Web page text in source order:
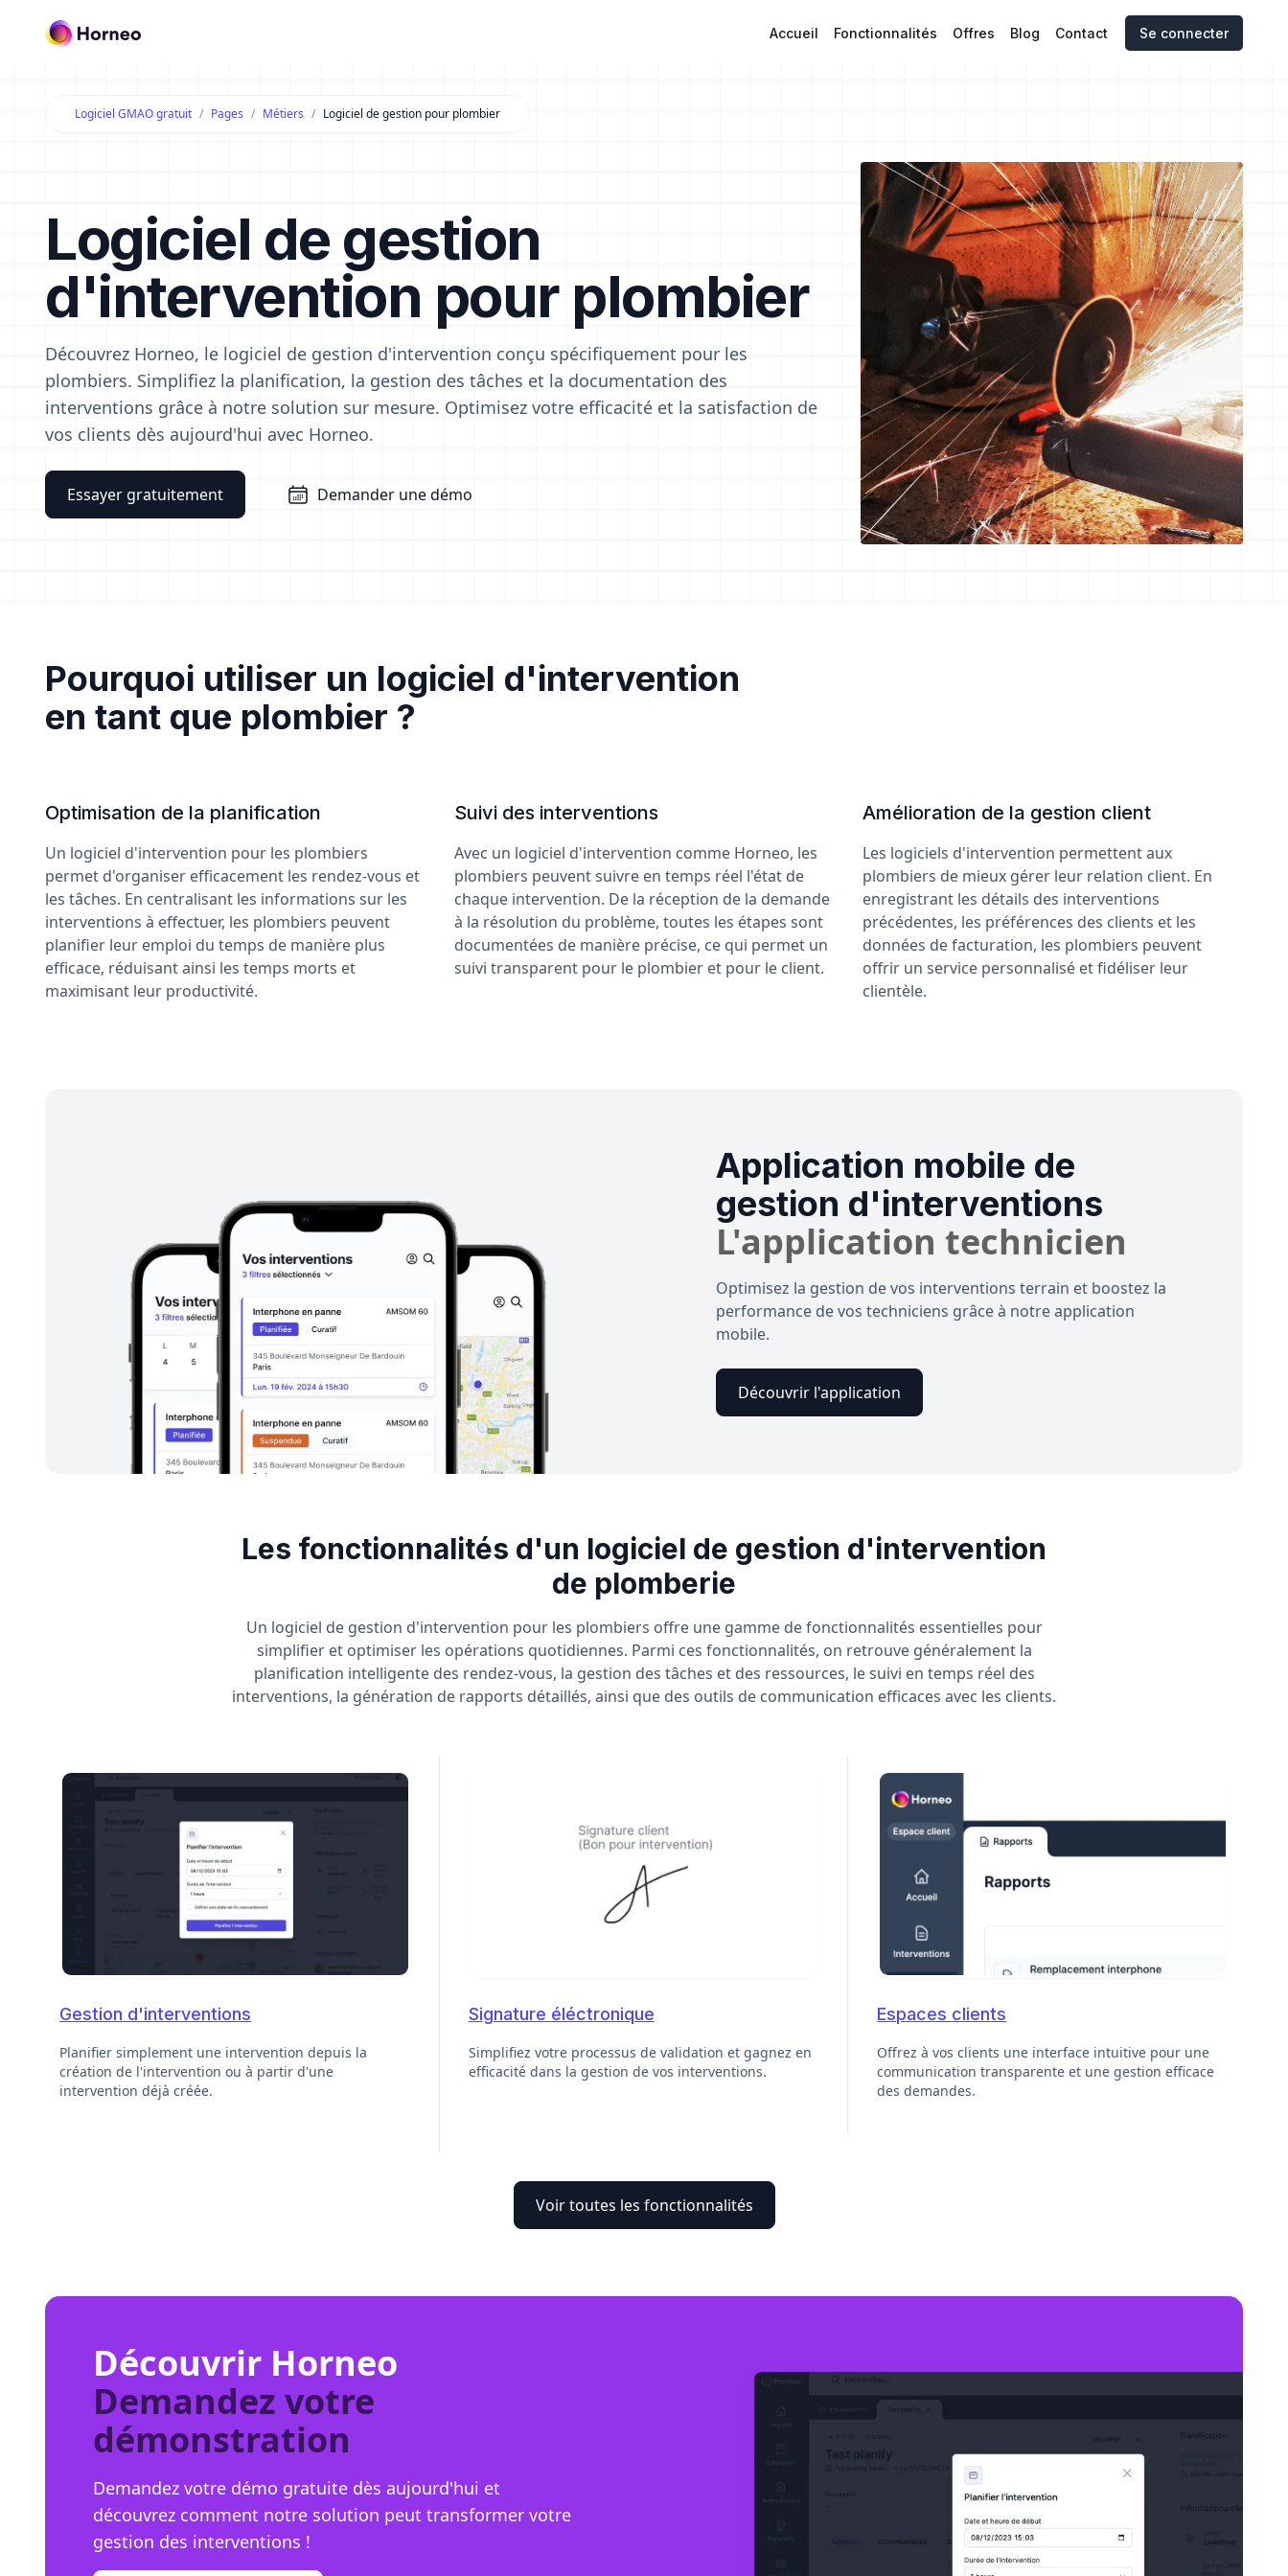
Accueil Fonctionnalités Offres Blog Contact Se connecter
Logiciel GMAO gratuit Pages Métiers Logiciel de gestion pour plombier
Logiciel de gestion
d'intervention pour plombier
Découvrez Horneo, le logiciel de gestion d'intervention conçu spécifiquement pour les
plombiers. Simplifiez la planification, la gestion des tâches et la documentation des
interventions grâce à notre solution sur mesure. Optimisez votre efficacité et la satisfaction de
vos clients dès aujourd'hui avec Horneo.
Essayer gratuitement Demander une démo
Pourquoi utiliser un logiciel d'intervention
en tant que plombier ?
Optimisation de la planification
Un logiciel d'intervention pour les plombiers
permet d'organiser efficacement les rendez-vous et
les tâches. En centralisant les informations sur les
interventions à effectuer, les plombiers peuvent
planifier leur emploi du temps de manière plus
efficace, réduisant ainsi les temps morts et
maximisant leur productivité.
Suivi des interventions
Avec un logiciel d'intervention comme Horneo, les
plombiers peuvent suivre en temps réel l'état de
chaque intervention. De la réception de la demande
à la résolution du problème, toutes les étapes sont
documentées de manière précise, ce qui permet un
suivi transparent pour le plombier et pour le client.
Amélioration de la gestion client
Les logiciels d'intervention permettent aux
plombiers de mieux gérer leur relation client. En
enregistrant les détails des interventions
précédentes, les préférences des clients et les
données de facturation, les plombiers peuvent
offrir un service personnalisé et fidéliser leur
clientèle.
Application mobile de
gestion d'interventions
L'application technicien
Optimisez la gestion de vos interventions terrain et boostez la
performance de vos techniciens grâce à notre application
mobile.
Découvrir l'application
Les fonctionnalités d'un logiciel de gestion d'intervention
de plomberie
Un logiciel de gestion d'intervention pour les plombiers offre une gamme de fonctionnalités essentielles pour
simplifier et optimiser les opérations quotidiennes. Parmi ces fonctionnalités, on retrouve généralement la
planification intelligente des rendez-vous, la gestion des tâches et des ressources, le suivi en temps réel des
interventions, la génération de rapports détaillés, ainsi que des outils de communication efficaces avec les clients.
Gestion d'interventions
Planifier simplement une intervention depuis la
création de l'intervention ou à partir d'une
intervention déjà créée.
Signature éléctronique
Simplifiez votre processus de validation et gagnez en
efficacité dans la gestion de vos interventions.
Espaces clients
Offrez à vos clients une interface intuitive pour une
communication transparente et une gestion efficace
des demandes.
Voir toutes les fonctionnalités
Découvrir Horneo
Demandez votre
démonstration
Demandez votre démo gratuite dès aujourd'hui et
découvrez comment notre solution peut transformer votre
gestion des interventions !